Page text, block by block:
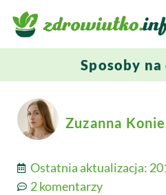
Sposoby
Zuzanna
Ostatnia aktualizacja:
2 komentarzy